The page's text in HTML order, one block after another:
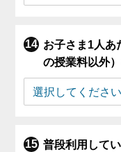
お子さま1人あ
の授業料以外
普段利用して